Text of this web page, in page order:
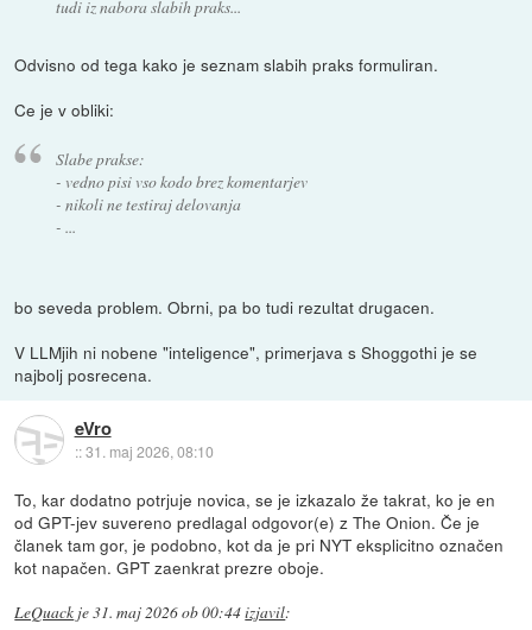
tudi iz nabora slabih praks...
Odvisno od tega kako je seznam slabih praks formuliran.
Ce je v obliki:
Slabe prakse:
- vedno pisi vso kodo brez komentarjev
- nikoli ne testiraj delovanja
- ...
bo seveda problem. Obrni, pa bo tudi rezultat drugacen.
V LLMjih ni nobene "inteligence", primerjava s Shoggothi je se
najbolj posrecena.
eVro
::31. maj 2026, 08:10
To, kar dodatno potrjuje novica, se je izkazalo že takrat, ko je en
od GPT-jev suvereno predlagal odgovor(e) z The Onion. Če je
članek tam gor, je podobno, kot da je pri NYT eksplicitno označen
kot napačen. GPT zaenkrat prezre oboje.
LeQuack je31. maj 2026 ob 00:44izjavil: